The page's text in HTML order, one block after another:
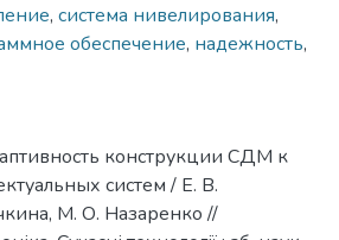
, система нивелирования,
обеспечение, надежность,
конструкции СДМ к
систем / Е. В.
М. О. Назаренко //